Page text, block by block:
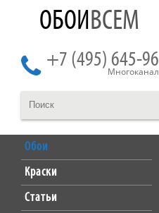
ОБОИВСЕМ
+7 (495) 645-
Обои
Краски
Статьи